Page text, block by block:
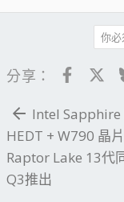
你必
分享：
Intel Sapphire
HEDT + W790 晶
Raptor Lake 13代
Q3推出